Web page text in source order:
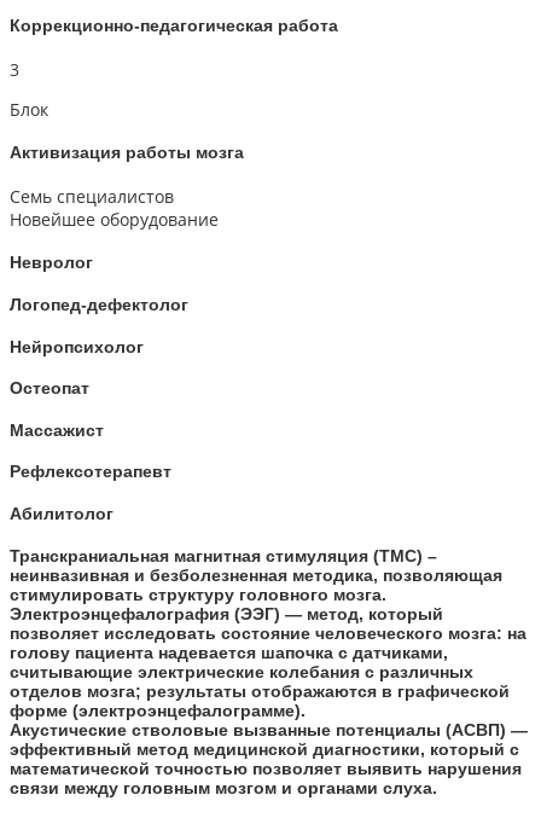
Коррекционно-педагогическая работа
3
Блок
Активизация работы мозга
Семь специалистов
Новейшее оборудование
Невролог
Логопед-дефектолог
Нейропсихолог
Остеопат
Массажист
Рефлексотерапевт
Абилитолог
Транскраниальная магнитная стимуляция (ТМС) –
неинвазивная и безболезненная методика, позволяющая
стимулировать структуру головного мозга.
Электроэнцефалография (ЭЭГ) — метод, который
позволяет исследовать состояние человеческого мозга: на
голову пациента надевается шапочка с датчиками,
считывающие электрические колебания с различных
отделов мозга; результаты отображаются в графической
форме (электроэнцефалограмме).
Акустические стволовые вызванные потенциалы (АСВП) —
эффективный метод медицинской диагностики, который с
математической точностью позволяет выявить нарушения
связи между головным мозгом и органами слуха.